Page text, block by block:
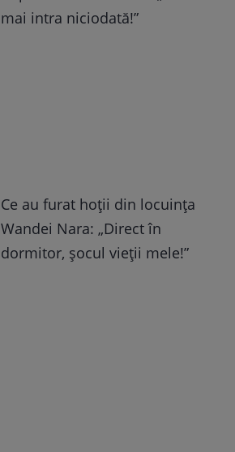
mai intra niciodată!”
Ce au furat hoții din locuința
Wandei Nara: „Direct în
dormitor, șocul vieții mele!”